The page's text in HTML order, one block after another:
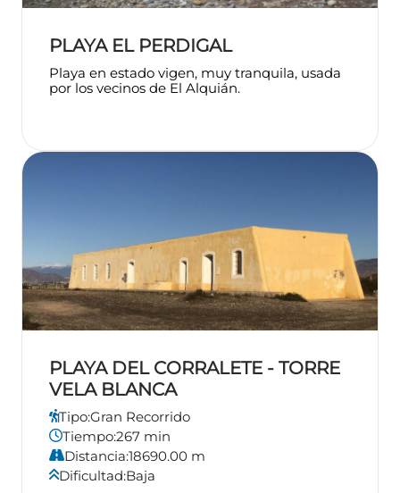
PLAYA EL PERDIGAL
Playa en estado vigen, muy tranquila, usada
por los vecinos de El Alquián.
PLAYA DEL CORRALETE - TORRE
VELA BLANCA
Tipo:Gran Recorrido
Tiempo:267 min
Distancia:18690.00 m
Dificultad:Baja